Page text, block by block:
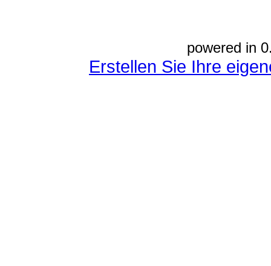
powered in
Erstellen Sie Ihre